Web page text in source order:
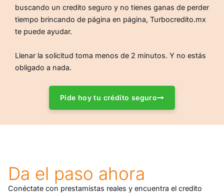
buscando un credito seguro y no tienes ganas de perder
tiempo brincando de página en página, Turbocredito.mx
te puede ayudar.
Llenar la solicitud toma menos de 2 minutos. Y no estás
obligado a nada.
Pide hoy tu crédito seguro
Da el paso ahora
Conéctate con prestamistas reales y encuentra el credito